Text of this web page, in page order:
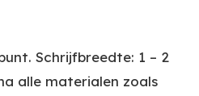
Schrijfbreedte: 1 – 2
alle materialen zoals